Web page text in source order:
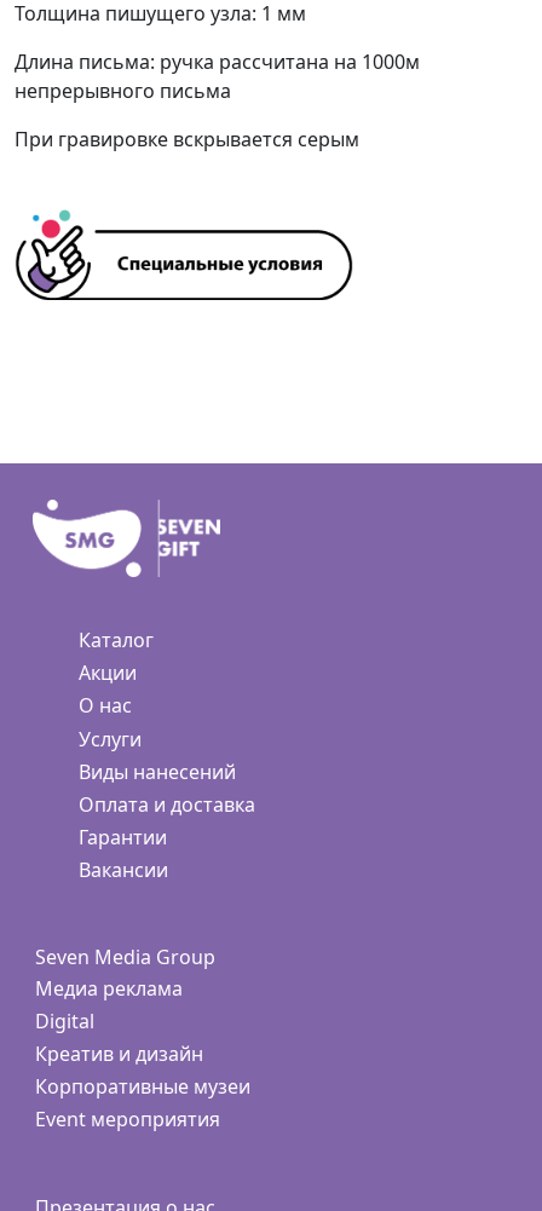
Толщина пишущего узла: 1 мм
Длина письма: ручка рассчитана на 1000м
непрерывного письма
При гравировке вскрывается серым
Каталог
Акции
О нас
Услуги
Виды нанесений
Оплата и доставка
Гарантии
Вакансии
Seven Media Group
Медиа реклама
Digital
Креатив и дизайн
Корпоративные музеи
Event мероприятия